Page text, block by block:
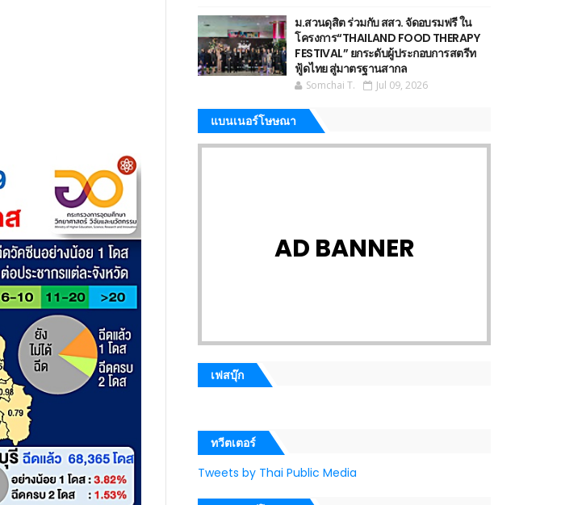
ม.สวนดุสิต ร่วมกับ สสว. จัดอบรมฟรี ใน
โครงการ“THAILAND FOOD THERAPY
FESTIVAL” ยกระดับผู้ประกอบการสตรีท
ฟู้ดไทย สู่มาตรฐานสากล
Somchai T. Jul 09, 2026
แบนเนอร์โษษณา
AD BANNER
เฟสบุ๊ก
ทวีตเตอร์
Tweets by Thai Public Media